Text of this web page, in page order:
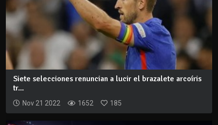
Siete selecciones renuncian a lucir el brazalete arcoíris
tr...
Nov 21 2022 1652 185